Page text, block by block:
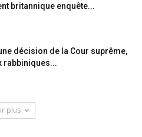
britannique enquête...
décision de la Cour suprême,
rabbiniques...
plus